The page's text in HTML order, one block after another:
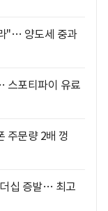
"… 양도세 중과
스포티파이 유료
주문량 2배 껑
십 증발… 최고